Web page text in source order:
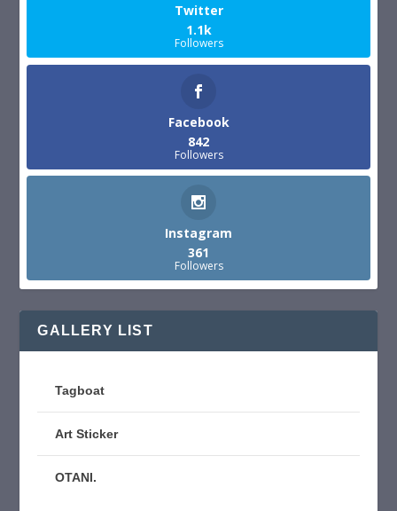
Twitter
1.1k
Followers
Facebook
842
Followers
Instagram
361
Followers
GALLERY LIST
Tagboat
Art Sticker
OTANI.